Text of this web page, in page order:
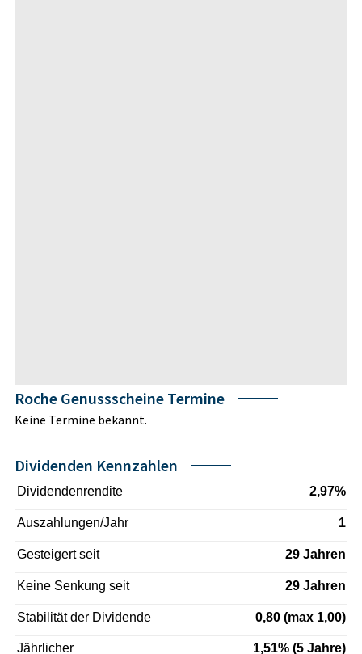
Roche Genussscheine Termine
Keine Termine bekannt.
Dividenden Kennzahlen
Dividendenrendite 2,97%
Auszahlungen/Jahr 1
Gesteigert seit 29 Jahren
Keine Senkung seit 29 Jahren
Stabilität der Dividende 0,80 (max 1,00)
Jährlicher
1,51% (5 Jahre)